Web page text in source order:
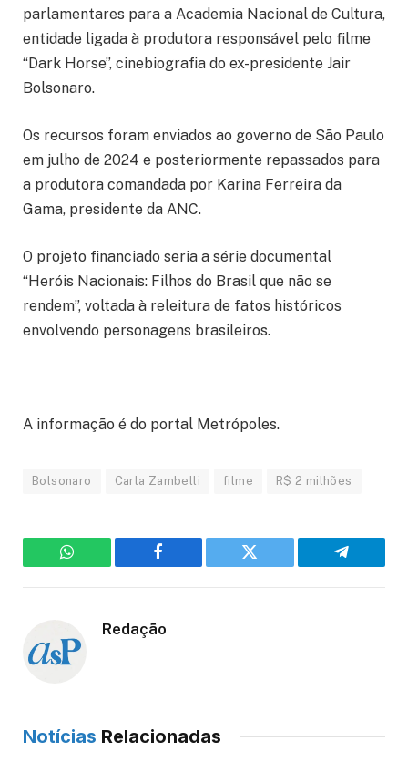
parlamentares para a Academia Nacional de Cultura,
entidade ligada à produtora responsável pelo filme
“Dark Horse”, cinebiografia do ex-presidente Jair
Bolsonaro.
Os recursos foram enviados ao governo de São Paulo
em julho de 2024 e posteriormente repassados para
a produtora comandada por Karina Ferreira da
Gama, presidente da ANC.
O projeto financiado seria a série documental
“Heróis Nacionais: Filhos do Brasil que não se
rendem”, voltada à releitura de fatos históricos
envolvendo personagens brasileiros.
A informação é do portal Metrópoles.
Bolsonaro Carla Zambelli filme R$ 2 milhões
WhatsApp Facebook Twitter Telegram
Redação
Notícias Relacionadas